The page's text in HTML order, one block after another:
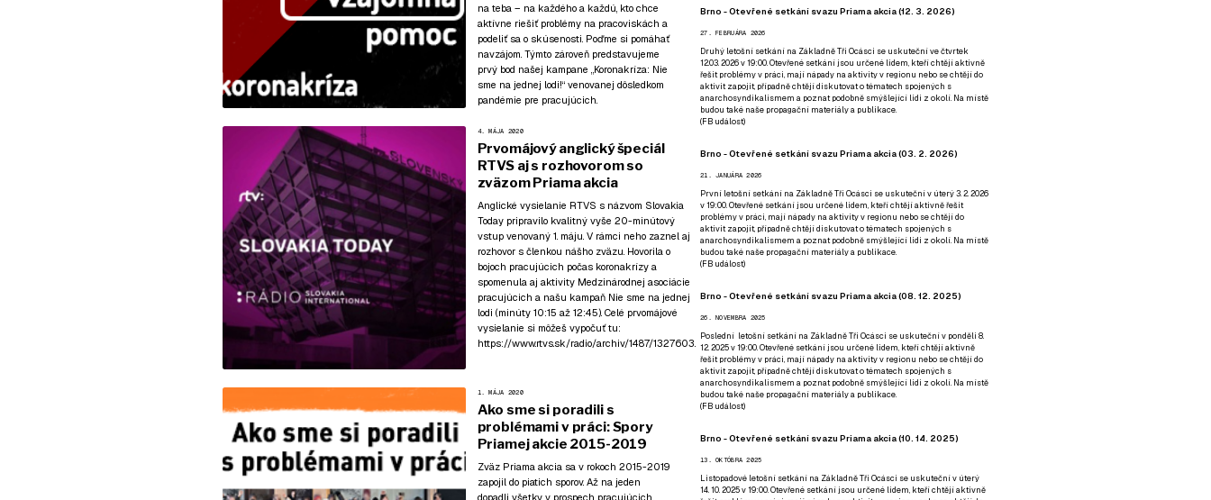
na teba – na každého a každú, kto chce
aktívne riešiť problémy na pracoviskách a
podeliť sa o skúsenosti. Poďme si pomáhať
navzájom. Týmto zároveň predstavujeme
prvý bod našej kampane „Koronakríza: Nie
sme na jednej lodi!“venovanej dôsledkom
pandémie pre pracujúcich.
4. MÁJA 2020
Prvomájový anglický špeciál
RTVS aj s rozhovorom so
zväzom Priama akcia
Anglické vysielanie RTVS s názvom Slovakia
Today pripravilo kvalitný vyše 20-minútový
vstup venovaný 1. máju. V rámci neho zaznel aj
rozhovor s členkou nášho zväzu. Hovorila o
bojoch pracujúcich počas koronakrízy a
spomenula aj aktivity Medzinárodnej asociácie
pracujúcich a našu kampaň Nie sme na jednej
lodi (minúty 10:15 až 12:45). Celé prvomájové
vysielanie si môžeš vypočuť tu:
https://www.rtvs.sk/radio/archiv/1487/1327603.
1. MÁJA 2020
Ako sme si poradili s
problémami v práci: Spory
Priamej akcie 2015-2019
Zväz Priama akcia sa v rokoch 2015-2019
zapojil do piatich sporov. Až na jeden
dopadli všetky v prospech pracujúcich.
Brno - Otevřené setkání svazu Priama akcia (12. 3. 2026)
27. FEBRUÁRA 2026
Druhý letošní setkání na Základně Tři Ocásci se uskuteční ve čtvrtek
12.03. 2026 v 19:00. Otevřené setkání jsou určené lidem, kteří chtějí aktivně
řešit problémy v práci, mají nápady na aktivity v regionu nebo se chtějí do
aktivit zapojit, případně chtějí diskutovat o tématech spojených s
anarchosyndikalismem a poznat podobně smýšlející lidi z okolí. Na místě
budou také naše propagační materiály a publikace.
(FB událost)
Brno - Otevřené setkání svazu Priama akcia (03. 2. 2026)
21. JANUÁRA 2026
První letošní setkání na Základně Tři Ocásci se uskuteční v úterý 3. 2. 2026
v 19:00. Otevřené setkání jsou určené lidem, kteří chtějí aktivně řešit
problémy v práci, mají nápady na aktivity v regionu nebo se chtějí do
aktivit zapojit, případně chtějí diskutovat o tématech spojených s
anarchosyndikalismem a poznat podobně smýšlející lidi z okolí. Na místě
budou také naše propagační materiály a publikace.
(FB událost)
Brno - Otevřené setkání svazu Priama akcia (08. 12. 2025)
26. NOVEMBRA 2025
Poslední letošní setkání na Základně Tři Ocásci se uskuteční v ponděli 8.
12. 2025 v 19:00. Otevřené setkání jsou určené lidem, kteří chtějí aktivně
řešit problémy v práci, mají nápady na aktivity v regionu nebo se chtějí do
aktivit zapojit, případně chtějí diskutovat o tématech spojených s
anarchosyndikalismem a poznat podobně smýšlející lidi z okolí. Na místě
budou také naše propagační materiály a publikace.
(FB událost)
Brno - Otevřené setkání svazu Priama akcia (10. 14. 2025)
13. OKTÓBRA 2025
Listopadové letošní setkání na Základně Tři Ocásci se uskuteční v úterý
14. 10. 2025 v 19:00. Otevřené setkání jsou určené lidem, kteří chtějí aktivně